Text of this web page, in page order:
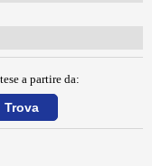
a partire da: